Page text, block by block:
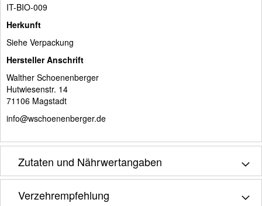
IT-BIO-009
Herkunft
Siehe Verpackung
Hersteller Anschrift
Walther Schoenenberger
Hutwiesenstr. 14
71106 Magstadt
info@wschoenenberger.de
Zutaten und Nährwertangaben
Verzehrempfehlung